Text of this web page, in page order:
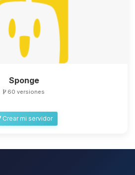
Sponge
60 versiones
Crear mi servidor